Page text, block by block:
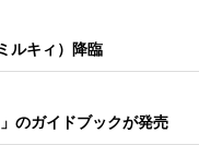
ルキィ）降臨
のガイドブックが発売